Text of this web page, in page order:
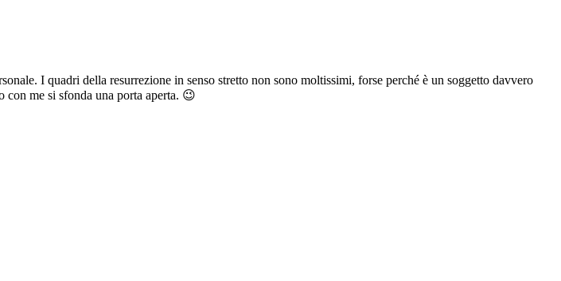
I quadri della resurrezione in senso stretto non sono moltissimi, forse perché è un soggetto davvero
con me si sfonda una porta aperta. 😉